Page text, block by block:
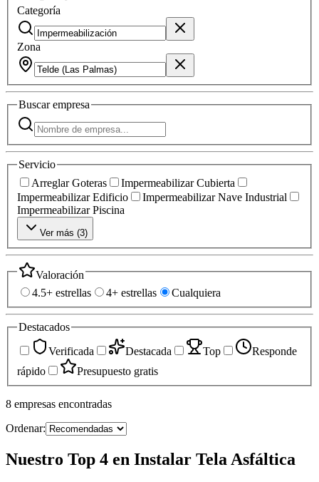
Categoría
Zona
Buscarempresa
Servicio
Arreglar Goteras
Impermeabilizar Cubierta
Impermeabilizar Edificio
Impermeabilizar Nave Industrial
Impermeabilizar Piscina
Ver más (3)
Valoración
4.5+ estrellas
4+ estrellas Cualquiera
Destacados
Verificada
Destacada Top
Responde
rápido
Presupuesto gratis
8 empresas encontradas
Ordenar:
Nuestro Top 4 en Instalar Tela Asfáltica